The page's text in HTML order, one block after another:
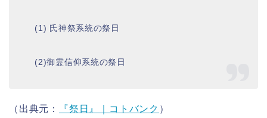
(1) 氏神祭系統の祭日
(2)御霊信仰系統の祭日
（出典元： 『祭日』｜コトバンク ）